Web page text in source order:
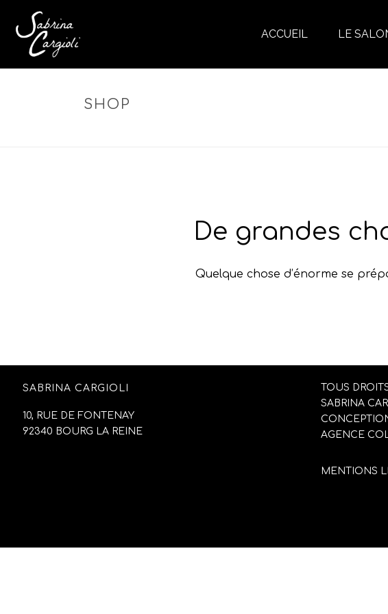
ACCUEIL LE
SHOP
De grandes
Quelque chose d’énorme se
SABRINA CARGIOLI
10, RUE DE FONTENAY
92340 BOURG LA REINE
TOUS
SABRINA
AGENCE
MENTIONS